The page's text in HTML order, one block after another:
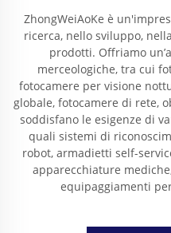
ZhongWeiAoKe è
ricerca, nello sviluppo,
prodotti. Offriamo
merceologiche, tra cui
fotocamere per visione
globale, fotocamere di rete,
soddisfano le esigenze di
quali sistemi di
robot, armadietti self-
apparecchiature
equipaggiamenti